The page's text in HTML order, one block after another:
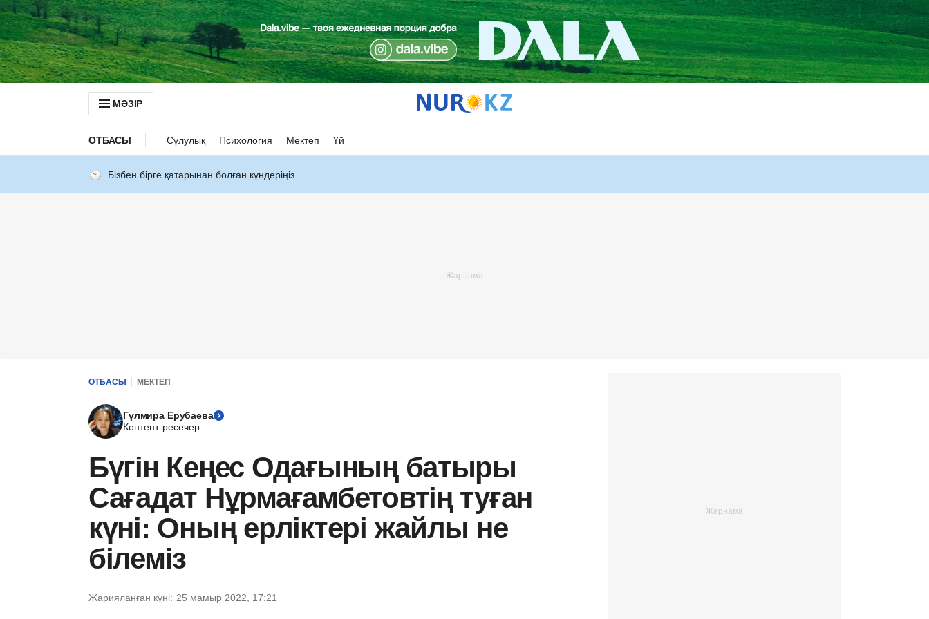
МӘЗІР
ОТБАСЫ Сұлулық Психология Мектеп Үй
Бізбен бірге қатарынан болған күндеріңіз
ОТБАСЫ МЕКТЕП
Гүлмира Ерубаева
Контент-ресечер
Бүгін Кеңес Одағының батыры
Сағадат Нұрмағамбетовтің туған
күні: Оның ерліктері жайлы не
білеміз
Жарияланған күні: 25 мамыр 2022, 17:21